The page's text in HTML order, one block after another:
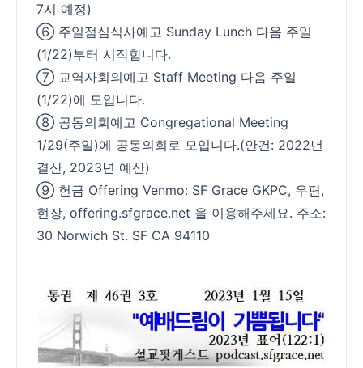
7시 예정)
⑥ 주일점심식사예고 Sunday Lunch 다음 주일
(1/22)부터 시작합니다.
⑦ 교역자회의예고 Staff Meeting 다음 주일
(1/22)에 모입니다.
⑧ 공동의회예고 Congregational Meeting
1/29(주일)에 공동의회로 모입니다.(안건: 2022년
결산, 2023년 예산)
⑨ 헌금 Offering Venmo: SF Grace GKPC, 우편,
현장, offering.sfgrace.net 을 이용해주세요. 주소:
30 Norwich St. SF CA 94110